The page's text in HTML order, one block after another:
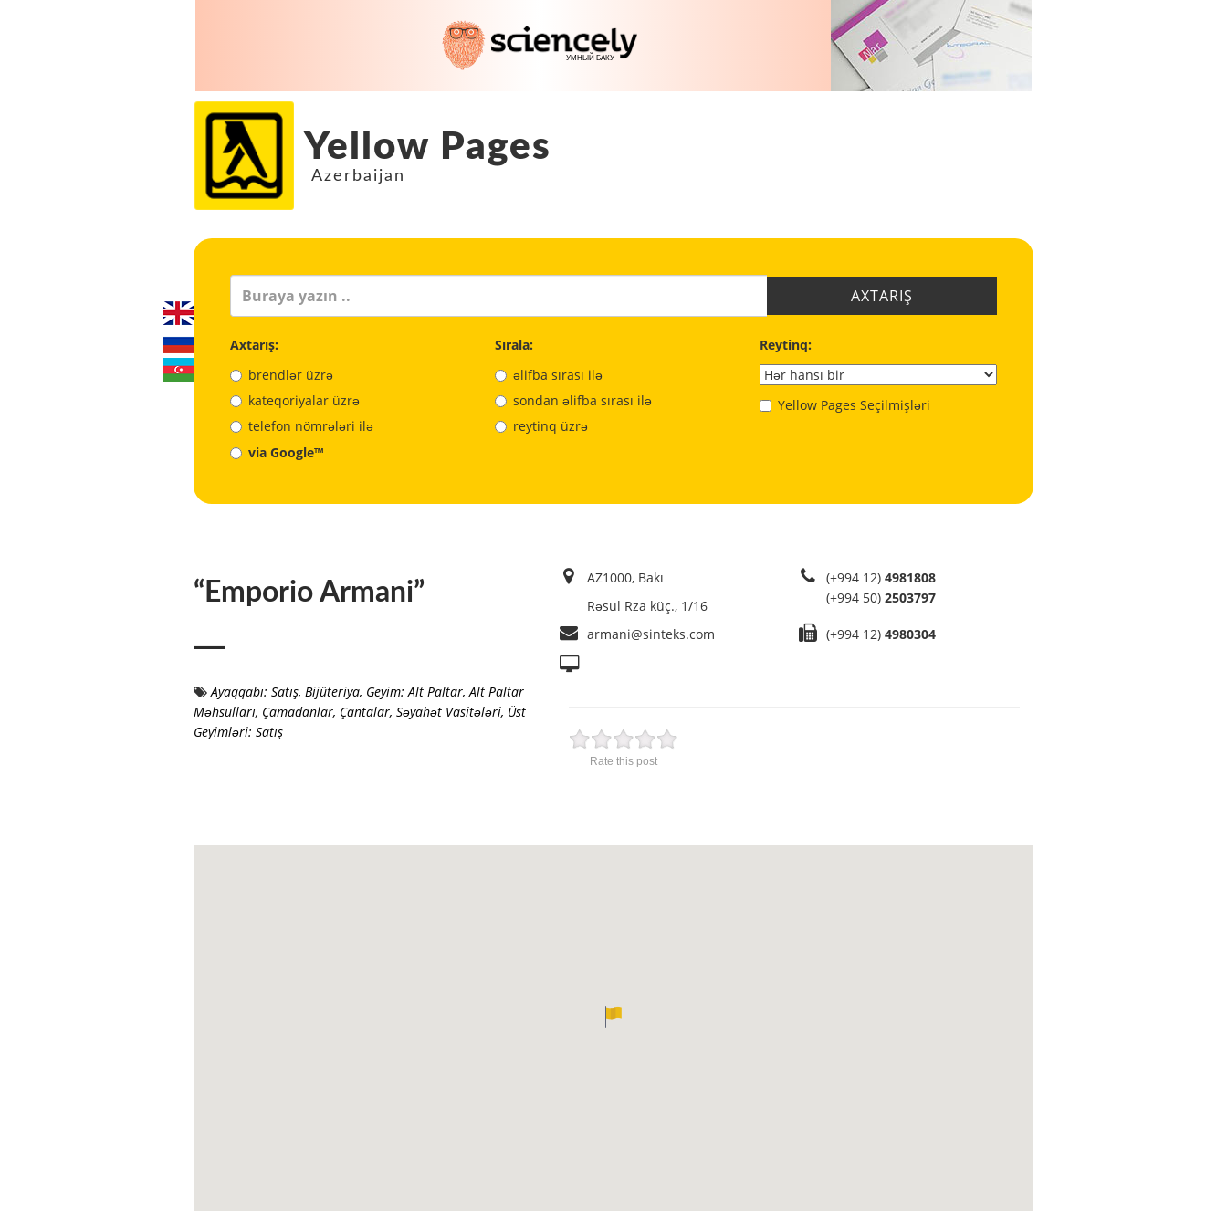
Yellow Pages
Azerbaijan
AXTARIŞ
Axtarış:
brendlər üzrə
kateqoriyalar üzrə
telefon nömrələri ilə
via Google™
Sırala:
əlifba sırası ilə
sondan əlifba sırası ilə
reytinq üzrə
Reytinq:
Yellow Pages Seçilmişləri
“Emporio Armani”
Ayaqqabı: Satış, Bijüteriya, Geyim: Alt Paltar, Alt Paltar
Məhsulları, Çamadanlar, Çantalar, Səyahət Vasitələri, Üst
Geyimləri: Satış
AZ1000, Bakı
Rəsul Rza küç., 1/16
(+994 12) 4981808
(+994 50) 2503797
armani@sinteks.com (+994 12) 4980304
Rate this post